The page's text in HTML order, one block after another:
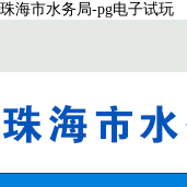
珠海市水务局-pg电子试玩